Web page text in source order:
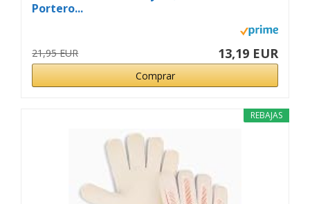
Portero...
21,95 EUR 13,19 EUR
Comprar
REBAJAS